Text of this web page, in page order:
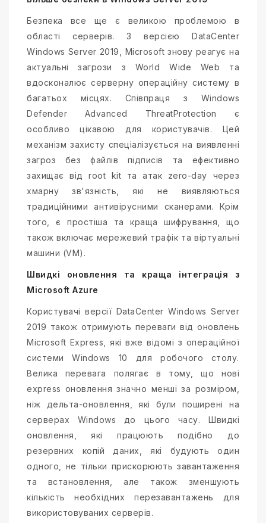
Безпека все ще є великою проблемою в
області серверів. З версією DataCenter
Windows Server 2019, Microsoft знову реагує на
актуальні загрози з World Wide Web та
вдосконалює серверну операційну систему в
багатьох місцях. Співпраця з Windows
Defender Advanced ThreatProtection є
особливо цікавою для користувачів. Цей
механізм захисту спеціалізується на виявленні
загроз без файлів підписів та ефективно
захищає від root kit та атак zero-day через
хмарну зв'язність, які не виявляються
традиційними антивірусними сканерами. Крім
того, є простіша та краща шифрування, що
також включає мережевий трафік та віртуальні
машини (VM).
Швидкі оновлення та краща інтеграція з
Microsoft Azure
Користувачі версії DataCenter Windows Server
2019 також отримують переваги від оновлень
Microsoft Express, які вже відомі з операційної
системи Windows 10 для робочого столу.
Велика перевага полягає в тому, що нові
express оновлення значно менші за розміром,
ніж дельта-оновлення, які були поширені на
серверах Windows до цього часу. Швидкі
оновлення, які працюють подібно до
резервних копій даних, які будують один
одного, не тільки прискорюють завантаження
та встановлення, але також зменшують
кількість необхідних перезавантажень для
використовуваних серверів.